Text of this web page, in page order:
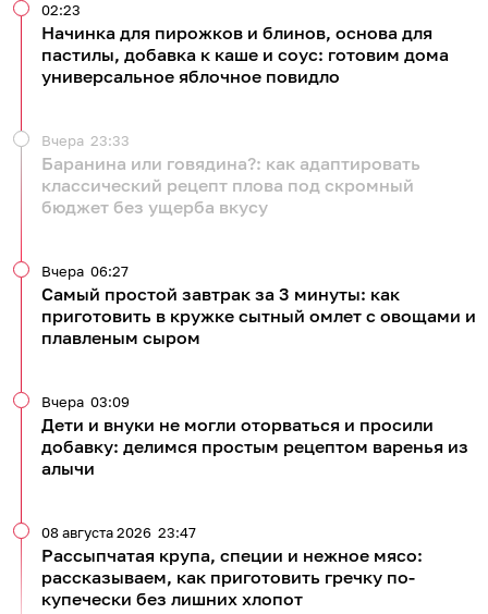
Начинка для пирожков и блинов, основа для
пастилы, добавка к каше и соус: готовим дома
универсальное яблочное повидло
02:23
Баранина или говядина?: как адаптировать
классический рецепт плова под скромный
бюджет без ущерба вкусу
Вчера 23:33
Самый простой завтрак за 3 минуты: как
приготовить в кружке сытный омлет с овощами и
плавленым сыром
Вчера 06:27
Дети и внуки не могли оторваться и просили
добавку: делимся простым рецептом варенья из
алычи
Вчера 03:09
Рассыпчатая крупа, специи и нежное мясо:
рассказываем, как приготовить гречку по-
купечески без лишних хлопот
08 августа 2026 23:47